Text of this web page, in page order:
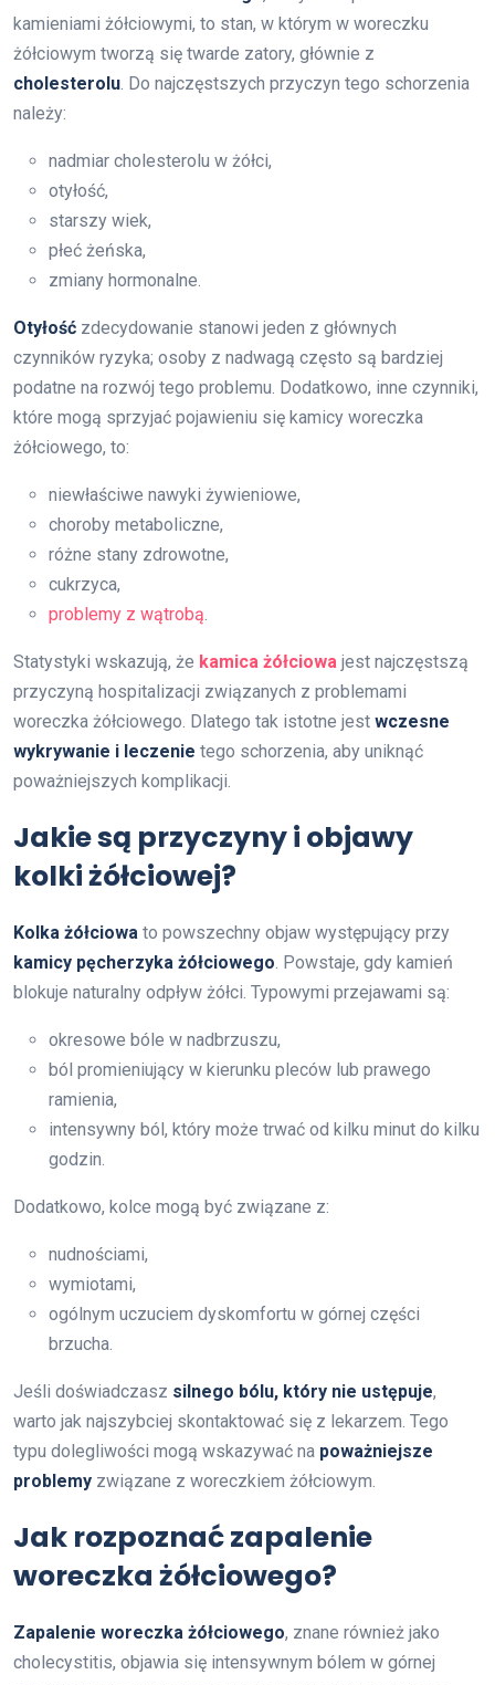
kamieniami żółciowymi, to stan, w którym w woreczku
żółciowym tworzą się twarde zatory, głównie z
cholesterolu. Do najczęstszych przyczyn tego schorzenia
należy:
nadmiar cholesterolu w żółci,
otyłość,
starszy wiek,
płeć żeńska,
zmiany hormonalne.
Otyłość zdecydowanie stanowi jeden z głównych
czynników ryzyka; osoby z nadwagą często są bardziej
podatne na rozwój tego problemu. Dodatkowo, inne czynniki,
które mogą sprzyjać pojawieniu się kamicy woreczka
żółciowego, to:
niewłaściwe nawyki żywieniowe,
choroby metaboliczne,
różne stany zdrowotne,
cukrzyca,
problemy z wątrobą.
Statystyki wskazują, że kamica żółciowa jest najczęstszą
przyczyną hospitalizacji związanych z problemami
woreczka żółciowego. Dlatego tak istotne jest wczesne
wykrywanie i leczenie tego schorzenia, aby uniknąć
poważniejszych komplikacji.
Jakie są przyczyny i objawy
kolki żółciowej?
Kolka żółciowa to powszechny objaw występujący przy
kamicy pęcherzyka żółciowego. Powstaje, gdy kamień
blokuje naturalny odpływ żółci. Typowymi przejawami są:
okresowe bóle w nadbrzuszu,
ból promieniujący w kierunku pleców lub prawego
ramienia,
intensywny ból, który może trwać od kilku minut do kilku
godzin.
Dodatkowo, kolce mogą być związane z:
nudnościami,
wymiotami,
ogólnym uczuciem dyskomfortu w górnej części
brzucha.
Jeśli doświadczasz silnego bólu, który nie ustępuje,
warto jak najszybciej skontaktować się z lekarzem. Tego
typu dolegliwości mogą wskazywać na poważniejsze
problemy związane z woreczkiem żółciowym.
Jak rozpoznać zapalenie
woreczka żółciowego?
Zapalenie woreczka żółciowego, znane również jako
cholecystitis, objawia się intensywnym bólem w górnej